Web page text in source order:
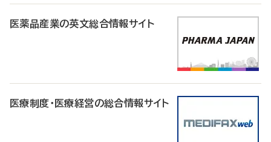
医薬品産業の英文総合情報サイト
医療制度・医療経営の総合情報サイト